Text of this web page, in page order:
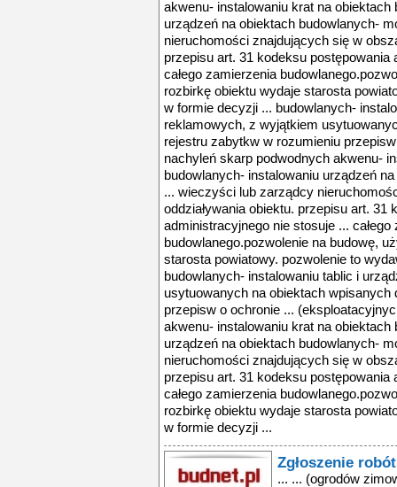
akwenu- instalowaniu krat na obiektach
urządzeń na obiektach budowlanych-
nieruchomości znajdujących się w
przepisu art. 31 kodeksu postępowania
całego zamierzenia
rozbirkę obiektu wydaje starosta
w formie decyzji ... budowlanych-
reklamowych, z wyjątkiem
rejestru zabytkw w rozumieniu
nachyleń skarp podwodnych akwenu-
budowlanych- instalowaniu urządzeń
... wieczyści lub zarządcy
oddziaływania obiektu. przepisu art. 31
administracyjnego nie stosuje ... całego
budowlanego.pozwolenie na budowę,
starosta powiatowy. pozwolenie to
budowlanych- instalowaniu tablic i
usytuowanych na obiektach
przepisw o ochronie ...
akwenu- instalowaniu krat na obiektach
urządzeń na obiektach budowlanych-
nieruchomości znajdujących się w
przepisu art. 31 kodeksu postępowania
całego zamierzenia
rozbirkę obiektu wydaje starosta
w formie decyzji ...
Zgłoszenie
... ... (ogrodów zimowych) o powierzchni zabudowy do 25 m², przy czym łączna liczba tych obiektów na działce nie może przekraczać dwóch na każde 500 m² powierzchni ... parkingowych na drogach wojewódzkich, powiatowych i gminnych;-tymczasowych obiektów budowlanych, niepołączonych trwale z gruntem i przewidzianych do rozbiórki ... (ogrodów zimowych) o powierzchni zabudowy do 25 m², przy czym łączna liczba tych obiektów na działce nie może przekraczać dwóch na każde 500 m² powierzchni ... zgłoszenia właściwemu organowi wymaga:i. budowa- obiektw gospodarczych związanych z produkcją rolną i uzupełniających zabudowę zagrodową w ramach istniejącej ... budowlanych- instalowaniu tablic i urządzeń reklamowych, z wyjątkiem usytuowanych na obiektach wpisanych do rejestru zabytkw w rozumieniu przepisw o ochronie ... mieszkalnych wielorodzinnych, użyteczności publicznej i zamieszkania zbiorowego oraz obiektach wpisanych do rejestru zabytkw,- urządzeń o wysokości powyżej ... zagospodarowania przestrzennego lub inne przepisy- zgłoszenie dotyczy budowy tymczasowego obiektu budowlanego (tymczasowych obiektw budowlanych, niepołączonych ... właściwego organu), obowiązek uzyskania pozwolenia na wykonanie określonego obiektu lub robt budowlanych objętych obowiązkiem zgłoszenia, jeżeli ich realizacja ... zgłoszenia właściwemu organowi wymaga:i. budowa- obiektw gospodarczych związanych z produkcją rolną i uzupełniających zabudowę zagrodową w ramach istniejącej ... budowlanych- instalowaniu tablic i urządzeń reklamowych, z wyjątkiem usytuowanych na obiektach wpisanych do rejestru zabytkw w rozumieniu przepisw o ochronie ... mieszkalnych wielorodzinnych, użyteczności publicznej i zamieszkania zbiorowego oraz obiektach wpisanych do rejestru zabytkw,- urządzeń o wysokości powyżej ... zagospodarowania przestrzennego lub inne przepisy- zgłoszenie dotyczy budowy tymczasowego obiektu budowlanego (tymczasowych obiektw budowlanych, niepołączonych ... właściwego organu), obowiązek uzyskania pozwolenia na wykonanie określonego obiektu lub robt budowlanych objętych obowiązkiem zgłoszenia, jeżeli ich realizacja ... zgłoszenia właściwemu organowi wymaga:i. budowa- obiektw gospodarczych związanych z produkcją rolną i uzupełniających zabudowę zagrodową w ramach istniejącej ... budowlanych- instalowaniu tablic i urządzeń reklamowych, z wyjątkiem usytuowanych na obiektach wpisanych do rejestru zabytkw w rozumieniu przepisw o ochronie ... mieszkalnych wielorodzinnych, użyteczności publicznej i zamieszkania zbiorowego oraz obiektach wpisanych do rejestru zabytkw,- urządzeń o wysokości powyżej ... zagospodarowania przestrzennego lub inne przepisy- zgłoszenie dotyczy budowy tymczasowego obiektu budowlanego (tymczasowych obiektw budowlanych, niepołączonych ... właściwego organu), obowiązek uzyskania pozwolenia na wykonanie określonego obiektu lub robt budowlanych objętych obowiązkiem zgłoszenia, jeżeli ich realizacja ... zgłoszenia właściwemu organowi wymaga:i. budowa- obiektw gospodarczych związanych z produkcją rolną i uzupełniających zabudowę zagrodową w ramach istniejącej ... budowlanych- instalowaniu tablic i urządzeń reklamowych, z wyjątkiem usytuowanych na obiektach wpisanych do rejestru zabytkw w rozumieniu przepisw o ochronie ... mieszkalnych wielorodzinnych, użyteczności publicznej i zamieszkania zbiorowego oraz obiektach wpisanych do rejestru zabytkw,- urządzeń o wysokości powyżej ... zagospodarowania przestrzennego lub inne przepisy- zgłoszenie dotyczy budowy tymczasowego obiektu budowlanego (tymczasowych obiektw budowlanych, niepołączonych ... właściwego organu), obowiązek uzyskania pozwolenia na